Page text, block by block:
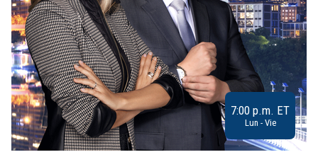
7:00 p.m. ET
Lun - Vie